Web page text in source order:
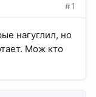
#1
нагуглил, но
Мож кто